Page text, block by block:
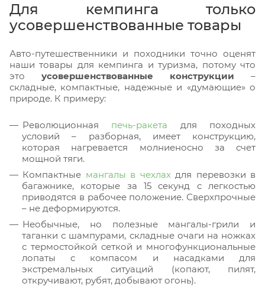
Для кемпинга только
усовершенствованные товары
Авто-путешественники и походники точно оценят
наши товары для кемпинга и туризма, потому что
это усовершенствованные конструкции –
складные, компактные, надежные и «думающие» о
природе. К примеру:
Революционная печь-ракета для походных
условий – разборная, имеет конструкцию,
которая нагревается молниеносно за счет
мощной тяги.
Компактные мангалы в чехлахдля перевозки в
багажнике, которые за 15 секунд с легкостью
приводятся в рабочее положение. Сверхпрочные
– не деформируются.
Необычные, но полезные мангалы-грили и
таганки с шампурами, складные очаги на ножках
с термостойкой сеткой и многофункциональные
лопаты с компасом и насадками для
экстремальных ситуаций (копают, пилят,
откручивают, рубят, добывают огонь).